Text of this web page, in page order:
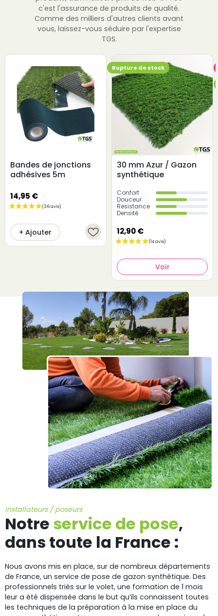
c'est l'assurance de produits de qualité.
Comme des milliers d'autres clients avant
vous, laissez-vous séduire par l'expertise
TGS.
Bandes de jonctions
adhésives 5m
14,95 €
+ Ajouter
Rupture de stock
30 mm Azur / Gazon
synthétique
Confort
Douceur
Resistance
Densité
12,90 €
Voir
Installateurs / poseurs
Notre service de pose,
dans toute la France :
Nous avons mis en place, sur de nombreux départements
de France, un service de pose de gazon synthétique. Des
professionnels triés sur le volet, une formation de 1 mois
leur a été dispensée dans le but qu’ils connaissent toutes
les techniques de la préparation à la mise en place du